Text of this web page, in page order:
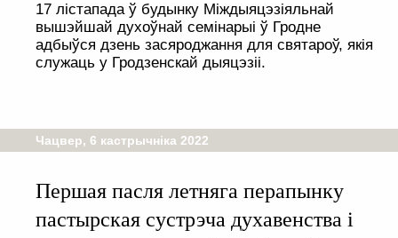
17 лістапада ў будынку Міждыяцэзіяльнай
вышэйшай духоўнай семінарыі ў Гродне
адбыўся дзень засяроджання для святароў, якія
служаць у Гродзенскай дыяцэзіі.
Чацвер, 6 кастрычніка 2022
Першая пасля летняга перапынку
пастырская сустрэча духавенства і